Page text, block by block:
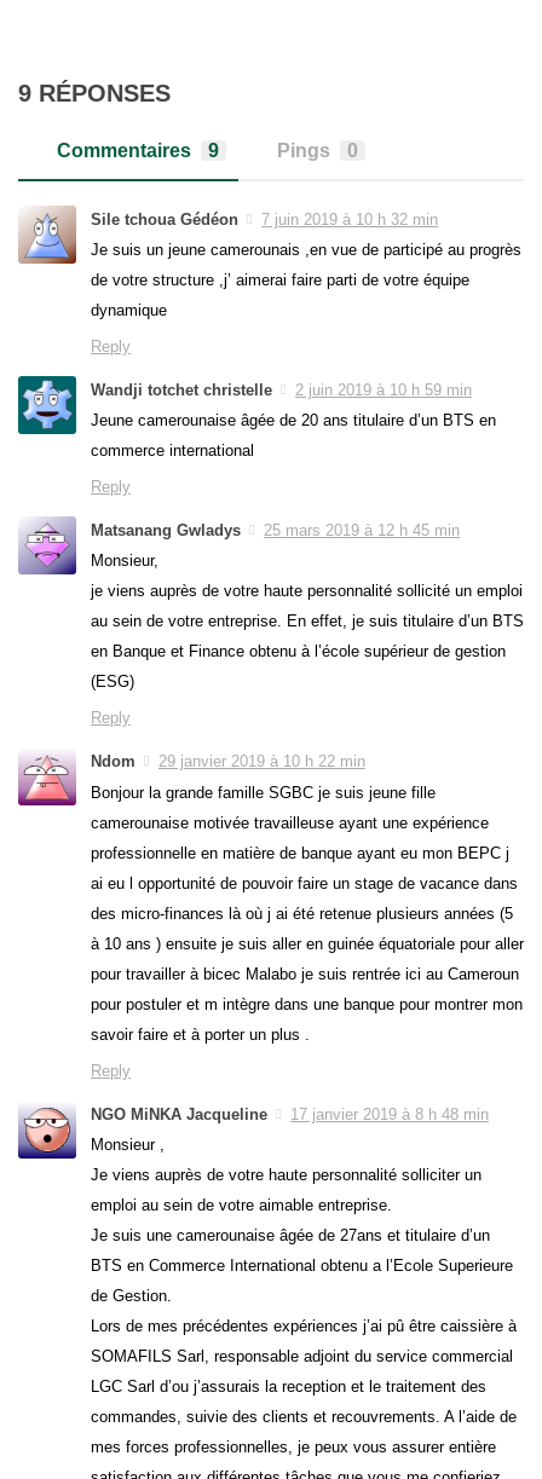
9 RÉPONSES
Commentaires 9 Pings 0
Sile tchoua Gédéon
7 juin 2019 à 10 h 32 min
Je suis un jeune camerounais ,en vue de participé au progrès
de votre structure ,j’ aimerai faire parti de votre équipe
dynamique
Reply
Wandji totchet christelle
2 juin 2019 à 10 h 59 min
Jeune camerounaise âgée de 20 ans titulaire d’un BTS en
commerce international
Reply
Matsanang Gwladys
25 mars 2019 à 12 h 45 min
Monsieur,
je viens auprès de votre haute personnalité sollicité un emploi
au sein de votre entreprise. En effet, je suis titulaire d’un BTS
en Banque et Finance obtenu à l’école supérieur de gestion
(ESG)
Reply
Ndom
29 janvier 2019 à 10 h 22 min
Bonjour la grande famille SGBC je suis jeune fille
camerounaise motivée travailleuse ayant une expérience
professionnelle en matière de banque ayant eu mon BEPC j
ai eu l opportunité de pouvoir faire un stage de vacance dans
des micro-finances là où j ai été retenue plusieurs années (5
à 10 ans ) ensuite je suis aller en guinée équatoriale pour aller
pour travailler à bicec Malabo je suis rentrée ici au Cameroun
pour postuler et m intègre dans une banque pour montrer mon
savoir faire et à porter un plus .
Reply
NGO MiNKA Jacqueline
17 janvier 2019 à 8 h 48 min
Monsieur ,
Je viens auprès de votre haute personnalité solliciter un
emploi au sein de votre aimable entreprise.
Je suis une camerounaise âgée de 27ans et titulaire d’un
BTS en Commerce International obtenu a l’Ecole Superieure
de Gestion.
Lors de mes précédentes expériences j’ai pû être caissière à
SOMAFILS Sarl, responsable adjoint du service commercial
LGC Sarl d’ou j’assurais la reception et le traitement des
commandes, suivie des clients et recouvrements. A l’aide de
mes forces professionnelles, je peux vous assurer entière